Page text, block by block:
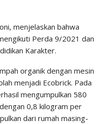
menjelaskan bahwa
Perda 9/2021 dan
Karakter.
organik dengan mesin
menjadi Ecobrick. Pada
mengumpulkan 580
0,8 kilogram per
dari rumah masing-